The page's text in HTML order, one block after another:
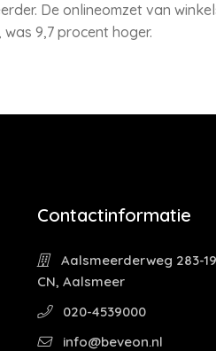
De onlineomzet van
9,7 procent hoger.
Contactinformatie
Aalsmeerderweg 283-
CN, Aalsmeer
020-4539000
info@beveon.nl